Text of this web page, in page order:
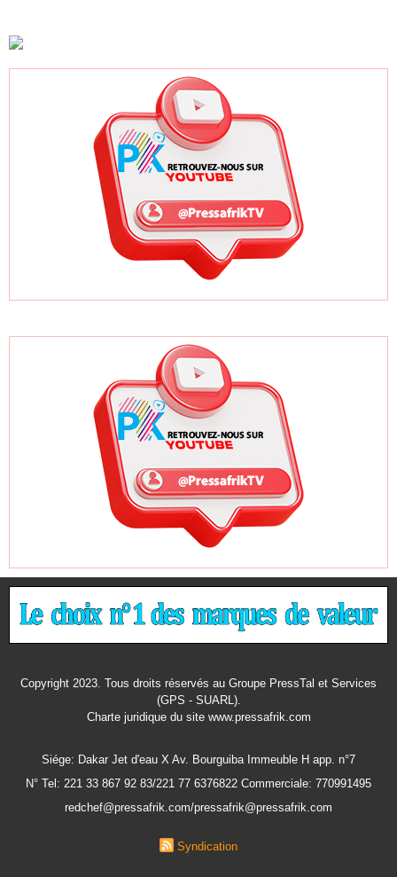
africains
ODD
Copyright 2023. Tous droits réservés au Groupe PressTal et Services
(GPS - SUARL).
Charte juridiquedu site www.pressafrik.com
Siége: Dakar Jet d'eau X Av. Bourguiba Immeuble H app. n°7
N° Tel: 221 33 867 92 83/221 77 6376822 Commerciale: 770991495
redchef@pressafrik.com/pressafrik@pressafrik.com
Syndication